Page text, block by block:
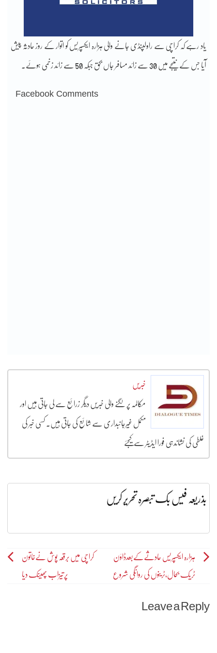
یاد رہے کہ کراچی سے راولپنڈی جانے والی ہزارہ ایکسپریس کو اتوار کے روز حادثہ پیش
آیا جس کے نتیجے میں 30 سے زائد مسافر جاں بحق جبکہ 50 سے زائد زخمی ہوئے۔
Facebook Comments
خبریں
مکالمہ پر لگنے والی خبریں دیگر زرائع سے لی جاتی ہیں اور
مکمل غیرجانبداری سے شائع کی جاتی ہیں۔ کسی خبر کی
غلطی کی نشاندہی فورا ایڈیٹر سے کیجئے
بذریعہ فیس بک تبصرہ تحریر کریں
Post
navigation
ہزارہ ایکسپریس حادثےکےبعدڈاؤن
ٹریک بحال،ٹرینوں کی روانگی شروع
کراچی میں برقعہ پوش نےخاتون
پرتیزاب پھینک دیا
Leave a Reply